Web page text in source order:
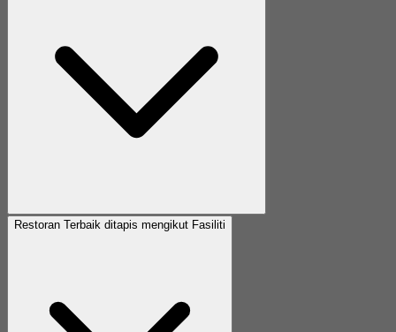
Restoran Terbaik ditapis mengikut Fasiliti